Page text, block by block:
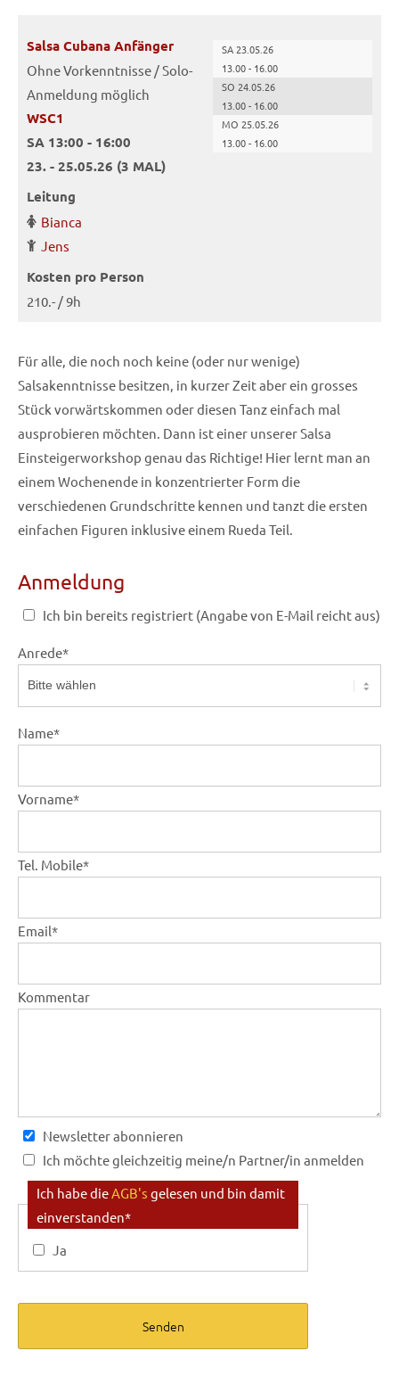
Salsa Cubana Anfänger
Ohne Vorkenntnisse / Solo-
Anmeldung möglich
WSC1
SA 13:00 - 16:00
23. - 25.05.26 (3 MAL)
Leitung
Bianca
Jens
Kosten pro Person
210.- / 9h
SA 23.05.26
13.00 - 16.00
SO 24.05.26
13.00 - 16.00
MO 25.05.26
13.00 - 16.00
Für alle, die noch noch keine (oder nur wenige)
Salsakenntnisse besitzen, in kurzer Zeit aber ein grosses
Stück vorwärtskommen oder diesen Tanz einfach mal
ausprobieren möchten. Dann ist einer unserer Salsa
Einsteigerworkshop genau das Richtige! Hier lernt man an
einem Wochenende in konzentrierter Form die
verschiedenen Grundschritte kennen und tanzt die ersten
einfachen Figuren inklusive einem Rueda Teil.
Anmeldung
Ich bin bereits registriert (Angabe von E-Mail reicht aus)
Anrede*
Name*
Vorname*
Tel. Mobile*
Email*
Kommentar
Newsletter abonnieren
Ich möchte gleichzeitig meine/n Partner/in anmelden
Anmeldung Partner/in:
Mein/e Partner/in ist bereits registriert
(Angabe von E-Mail reicht aus)
Ich habe die AGB's gelesen und bin damit
einverstanden*
Ja